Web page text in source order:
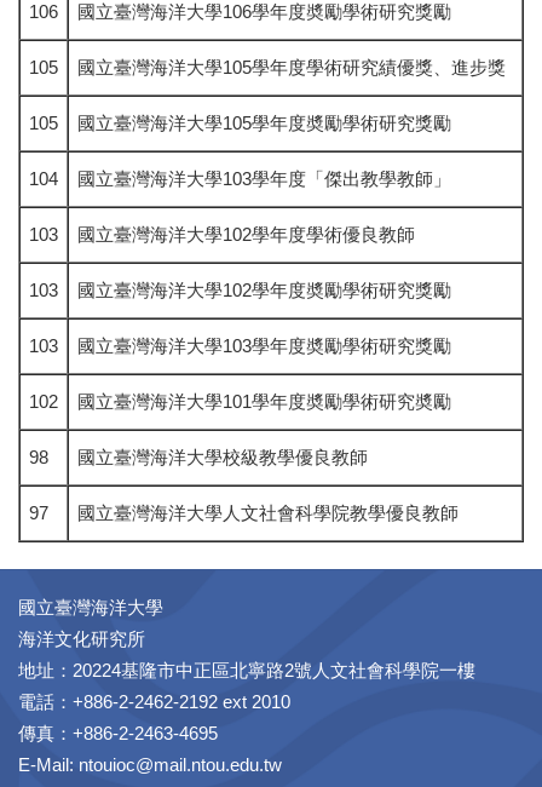
106 國立臺灣海洋大學106學年度奬勵學術研究獎勵
105 國立臺灣海洋大學105學年度學術研究績優獎、進步獎
105 國立臺灣海洋大學105學年度奬勵學術研究獎勵
104 國立臺灣海洋大學103學年度「傑出教學教師」
103 國立臺灣海洋大學102學年度學術優良教師
103 國立臺灣海洋大學102學年度奬勵學術研究獎勵
103 國立臺灣海洋大學103學年度奬勵學術研究獎勵
102 國立臺灣海洋大學101學年度奬勵學術研究奬勵
98 國立臺灣海洋大學校級教學優良教師
97 國立臺灣海洋大學人文社會科學院教學優良教師
國立臺灣海洋大學
海洋文化研究所
地址：20224基隆市中正區北寧路2號人文社會科學院一樓
電話：+886-2-2462-2192 ext 2010
傳真：+886-2-2463-4695
E-Mail: ntouioc@mail.ntou.edu.tw